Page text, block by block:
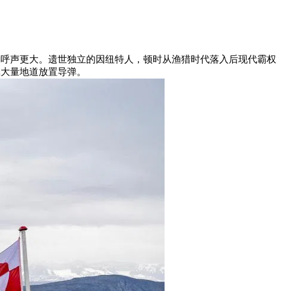
声更大。遗世独立的因纽特人，顿时从渔猎时代落入后现代霸权
量地道放置导弹。